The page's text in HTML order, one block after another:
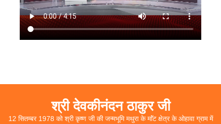
श्री देवकीनंदन ठाकुर जी
12 सितम्बर 1978 को श्री कृष्ण जी की जन्मभूमि मथुरा के माॅंट क्षेत्र के ओहावा ग्राम में